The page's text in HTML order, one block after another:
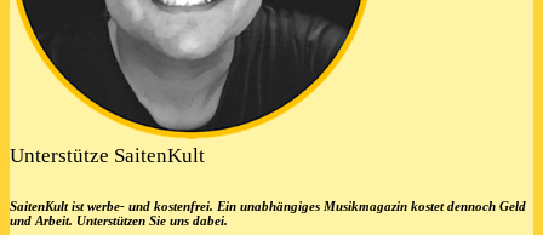
Unterstütze SaitenKult
SaitenKult ist werbe- und kostenfrei. Ein unabhängiges Musikmagazin kostet dennoch Geld
und Arbeit. Unterstützen Sie uns dabei.